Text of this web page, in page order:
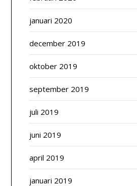
januari 2020
december 2019
oktober 2019
september 2019
juli 2019
juni 2019
april 2019
januari 2019